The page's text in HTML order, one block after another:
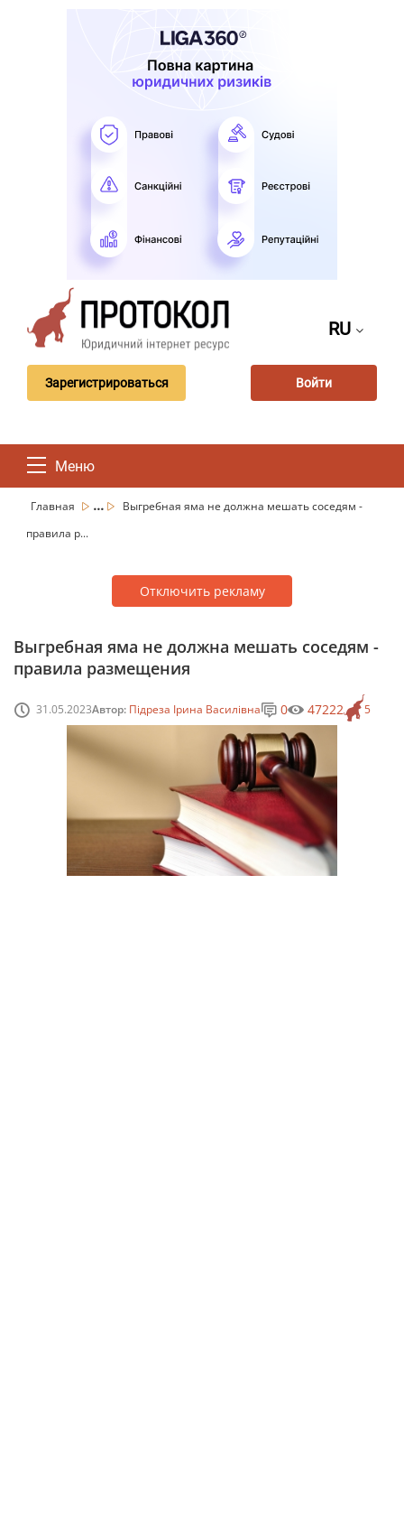
RU
Зарегистрироваться Войти
Меню
Главная ...
Выгребная яма не должна мешать соседям -
правила р...
Отключить рекламу
Выгребная яма не должна мешать соседям -
правила размещения
31.05.2023Автор: Підреза Ірина Василівна 5
0 47222